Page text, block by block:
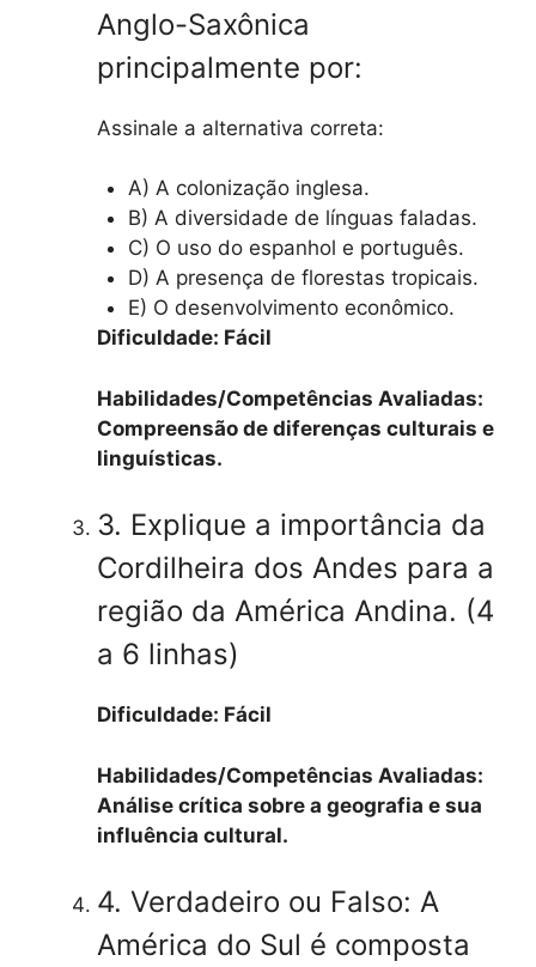
Anglo-Saxônica
principalmente por:
Assinale a alternativa correta:
A) A colonização inglesa.
B) A diversidade de línguas faladas.
C) O uso do espanhol e português.
D) A presença de florestas tropicais.
E) O desenvolvimento econômico.
Dificuldade: Fácil
Habilidades/Competências Avaliadas:
Compreensão de diferenças culturais e
linguísticas.
3. Explique a importância da
Cordilheira dos Andes para a
região da América Andina. (4
a 6 linhas)
Dificuldade: Fácil
Habilidades/Competências Avaliadas:
Análise crítica sobre a geografia e sua
influência cultural.
4. Verdadeiro ou Falso: A
América do Sul é composta